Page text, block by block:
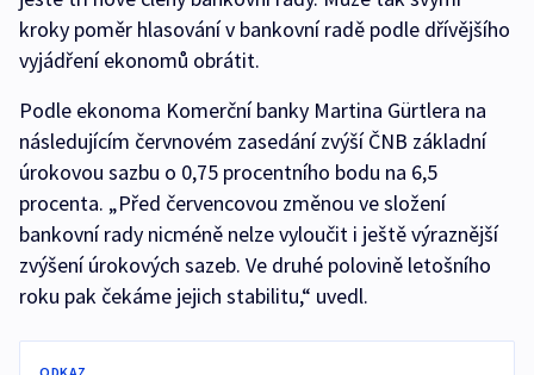
kroky poměr hlasování v bankovní radě podle dřívějšího
vyjádření ekonomů obrátit.
Podle ekonoma Komerční banky Martina Gürtlera na
následujícím červnovém zasedání zvýší ČNB základní
úrokovou sazbu o 0,75 procentního bodu na 6,5
procenta. „Před červencovou změnou ve složení
bankovní rady nicméně nelze vyloučit i ještě výraznější
zvýšení úrokových sazeb. Ve druhé polovině letošního
roku pak čekáme jejich stabilitu,“ uvedl.